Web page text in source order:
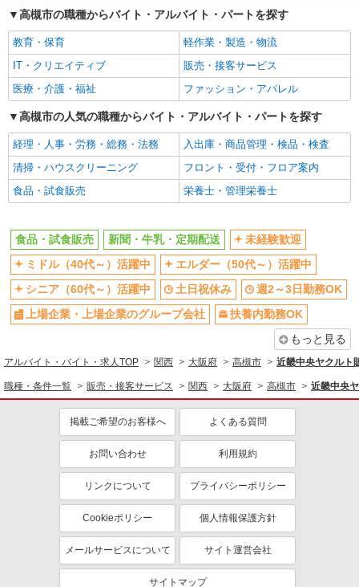
上場企業・上場企業のグループ会
社
扶養内勤務OK
交通費支給 社員登用あり
高槻市の職種からバイト・アルバイト・パートを探す
教育・保育
軽作業・製造・物流
IT・クリエイティブ
販売・接客サービス
医療・介護・福祉
ファッション・アパレル
高槻市の人気の職種からバイト・アルバイト・パートを探す
経理・人事・労務・総務・法務
入出庫・商品管理・検品・検査
清掃・ハウスクリーニング
フロント・受付・フロア案内
食品・試食販売
栄養士・管理栄養士
食品・試食販売 新聞・牛乳・定期配送
未経験歓迎
ミドル（40代～）活躍中
エルダー（50代～）活躍中
シニア（60代～）活躍中
土日祝休み
週2～3日勤務OK
上場企業・上場企業のグループ会社
扶養内勤務OK
もっと見る
アルバイト・バイト・求人TOP 関西 大阪府 高槻市 近畿中央ヤクルト
職種・条件一覧 販売・接客サービス 関西 大阪府 高槻市 近畿中央
掲載ご希望のお客様へ よくある質問
お問い合わせ 利用規約
リンクについて プライバシーポリシー
Cookieポリシー 個人情報保護方針
メールサービスについて サイト運営会社
サイトマップ